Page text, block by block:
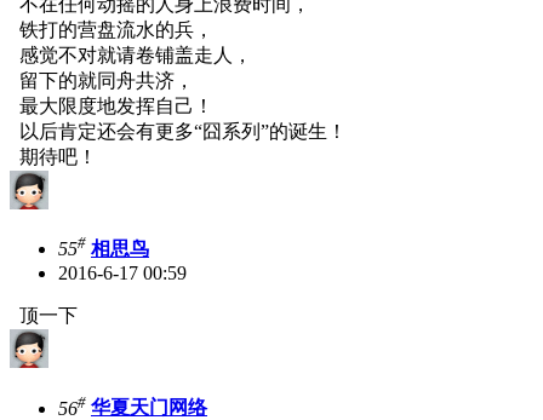
不在任何动摇的人身上浪费时间，
铁打的营盘流水的兵，
感觉不对就请卷铺盖走人，
留下的就同舟共济，
最大限度地发挥自己！
以后肯定还会有更多“囧系列”的诞生！
期待吧！
55# 相思鸟
2016-6-17 00:59
顶一下
56# 华夏天门网络